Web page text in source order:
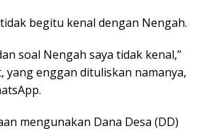
begitu kenal dengan Nengah.
soal Nengah saya tidak kenal,”
yang enggan dituliskan namanya,
mengunakan Dana Desa (DD)